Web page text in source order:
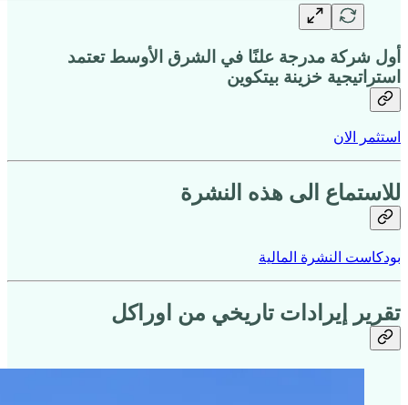
أول شركة مدرجة علنًا في الشرق الأوسط تعتمد
استراتيجية خزينة بيتكوين
استثمر الان
للاستماع الى هذه النشرة
بودكاست النشرة المالية
تقرير إيرادات تاريخي من اوراكل